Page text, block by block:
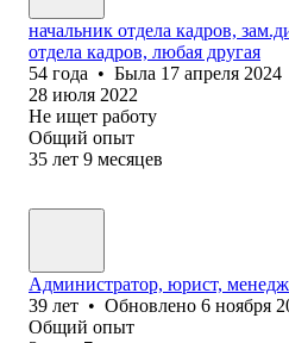
начальник отдела кадров,
отдела кадров, любая другая
54 года • Была 17 апреля 2024
28 июля 2022
Не ищет работу
Общий опыт
35 лет 9 месяцев
Администратор, юрист,
39 лет • Обновлено 6 ноября
Общий опыт